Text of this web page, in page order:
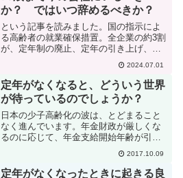
か？ ではいつ辞めるべきか？
という記事を読みました。国の指示によ
る高齢者の就業確保措置。全企業の約3割
が、定年制の廃止、定年の引き上げ、も
しくは継続雇用制度の採用をしていま
す。つまり、これからは多くの企業で70
歳まで何らかの方法で働き続けることが
できると言うことです。...
2024.07.01
定年がなくなると、どういう世界
が待っているのでしょうか？
日本の少子高齢化の波は、とどまること
なく進んでいます。年金財政が厳しくな
るのに応じて、年金支給開始年齢が引き
上げられ、それに連動して企業の定年も
遅くなっていきます。定年が遅くなる理
由はもう一つあります。少子化による若
2017.10.09
定年がなくなったときに起きる良